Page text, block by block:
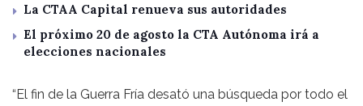
La CTAA Capital renueva sus autoridades
El próximo 20 de agosto la CTA Autónoma irá a
elecciones nacionales
“El fin de la Guerra Fría desató una búsqueda por todo el